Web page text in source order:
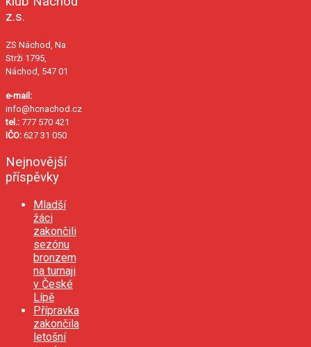
z.s.
ZS Náchod, Na
Strži 1795,
Náchod, 547 01
e-mail:
info@hcnachod.cz
tel.: 777 570 421
IČO: 627 31 050
Nejnovější
příspěvky
Mladší
žáci
zakončili
sezónu
bronzem
na turnaji
v České
Lípě
Přípravka
zakončila
letošní